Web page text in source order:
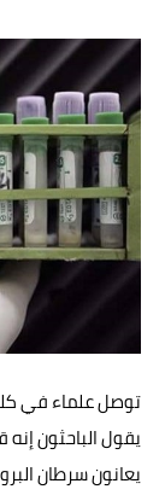
توصل علماء في
يقول الباحثون إنه
يعانون سرطان